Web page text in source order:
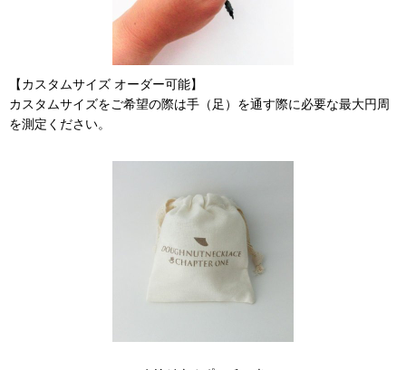
【カスタムサイズ オーダー可能】
カスタムサイズをご希望の際は手（足）を通す際に必要な最大円周
を測定ください。